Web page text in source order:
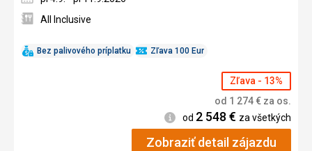
Bez palivového príplatku Zľava 100 Eur
All Inclusive
Zľava - 13%
od 1 274€ za os.
Informácie
od 2 548 € za všetkých
Zobraziť detail zájazdu